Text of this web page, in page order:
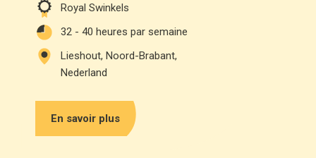
Royal Swinkels
32 - 40 heures par semaine
Lieshout, Noord-Brabant,
Nederland
En savoir plus